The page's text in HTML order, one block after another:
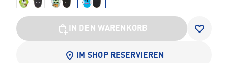
IN DEN WARENKORB
IM SHOP RESERVIEREN